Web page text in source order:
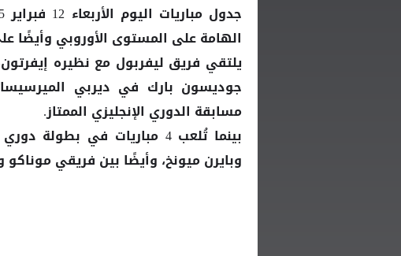
الهامة على المستوى الأوروبي وأيضًا
يلتقي فريق ليفربول مع نظيره
جوديسون بارك في ديربي
مسابقة الدوري الإنجليزي الممتاز.
بينما تُلعب 4 مباريات في
وبايرن ميونخ، وأيضًا بين فريقي موناكو